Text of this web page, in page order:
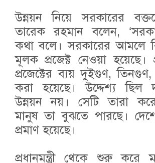
উন্নয়ন নিয়ে সরকারের
তারেক রহমান বলেন,
কথা বলে। সরকারের আমলে
মূলক প্রজেক্ট নেওয়া হয়েছে।
প্রজেক্টের ব্যয় দুইগুণ, তিনগুণ,
করা হয়েছে। উদ্দেশ্য ছিল
উন্নয়ন নয়। সেটি তারা
মানুষ তা বুঝতে পারছে।
প্রমাণ হয়েছে।
প্রধানমন্ত্রী থেকে শুরু করে